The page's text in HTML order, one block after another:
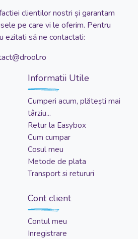
clientilor nostri și garantam
pe care vi le oferim. Pentru
ezitati să ne contactati:
Informatii Utile
Cumperi acum, plătești mai
târziu...
Retur la Easybox
Cum cumpar
Cosul meu
Metode de plata
Transport si retururi
Cont client
Contul meu
Inregistrare